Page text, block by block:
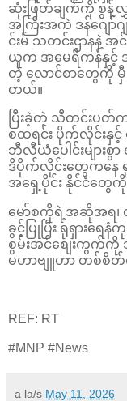
ဆုံးဖြတ်ချက်ကို စွန့်
အကြီးအကဲ ဒန်ဂျေ
င်းမ် သတင်းဌာနနဲ့ အ
ယူက အမေရိကန်နှင့် အခ
တဲ့ လောင်စာတွေကို မှီ
တယ်။
ပြီးခဲ့တဲ့ သီတင်းပ
စထရင်း ပိုက်လိုင်းနှ
ဘီလီယံပေါင်းများစွာ
ဒိပိုက်လိုင်းတွေကနေ
အရှေ့ပိုင်း နိုင်ငံတွေ
မော်စကိုရဲ့အဆိုအရ
ခွင့်ပြုပြီး ရုရှားရ
စွမ်းအင်စျေးကွက်
မဟာဗျူဟာ တစ်စိ
REF: RT
#MNP #News
a la/s May 11, 2026